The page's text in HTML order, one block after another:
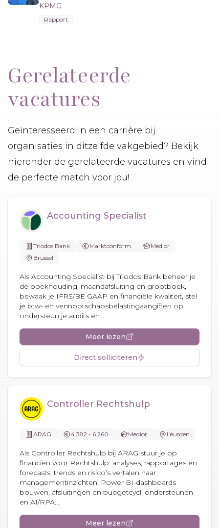
KPMG
Rapport
Gerelateerde
vacatures
Geïnteresseerd in een carrière bij
organisaties in ditzelfde vakgebied? Bekijk
hieronder de gerelateerde vacatures en vind
de perfecte match voor jou!
Accounting Specialist
Triodos Bank Marktconform
Medior
Brussel
Als Accounting Specialist bij Triodos Bank beheer je
de boekhouding, maandafsluiting en grootboek,
bewaak je IFRS/BE GAAP en financiële kwaliteit, stel
je btw- en vennootschapsbelastingaangiften op,
ondersteun je audits en...
Meer lezen
Direct solliciteren
Controller Rechtshulp
ARAG 4.382 - 6.260 Medior Leusden
Als Controller Rechtshulp bij ARAG stuur je op
financiën voor Rechtshulp: analyses, rapportages en
forecasts, trends en risico’s vertalen naar
managementinzichten, Power BI-dashboards
bouwen, afsluitingen en budgetcycli ondersteunen
en AI/RPA...
Meer lezen